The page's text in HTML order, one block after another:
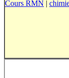
Cours RMN |